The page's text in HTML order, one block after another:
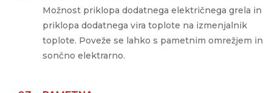
Možnost priklopa dodatnega električnega grela in
priklopa dodatnega vira toplote na izmenjalnik
toplote. Poveže se lahko s pametnim omrežjem in
sončno elektrarno.